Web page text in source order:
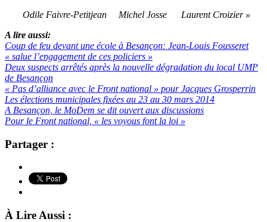
Odile Faivre-Petitjean Michel Josse Laurent Croizier »
A lire aussi:
Coup de feu devant une école à Besançon: Jean-Louis Fousseret
« salue l’engagement de ces policiers »
Deux suspects arrêtés après la nouvelle dégradation du local UMP
de Besançon
« Pas d’alliance avec le Front national » pour Jacques Grosperrin
Les élections municipales fixées au 23 au 30 mars 2014
A Besançon, le MoDem se dit ouvert aux discussions
Pour le Front national, « les voyous font la loi »
Partager :
À Lire Aussi :